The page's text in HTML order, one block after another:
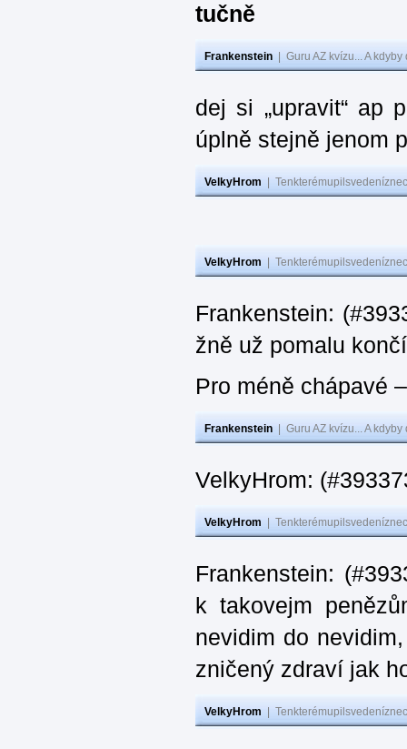
tučně
Frankenstein Guru AZ kvízu... A
dej si „upravit“ ap
úplně stejně jenom
VelkyHrom
VelkyHrom
Frankenstein:
žně už pomalu
Pro méně chápavé
Frankenstein Guru AZ kvízu... A
VelkyHrom:
VelkyHrom
Frankenstein:
k takovejm
nevidim do
zničený zdraví jak
VelkyHrom